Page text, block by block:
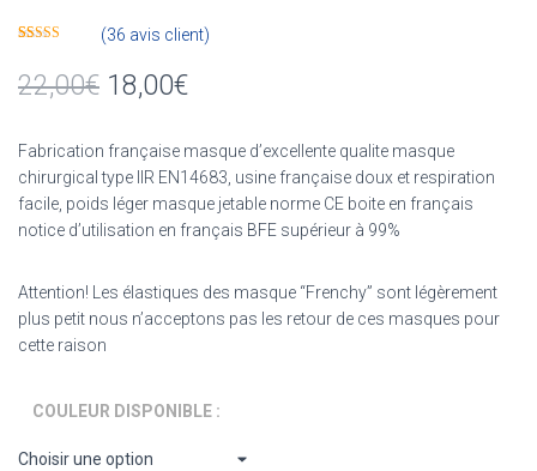
surnotations
client
(36 avis client)
22,00€ 18,00€
Fabrication française masque d’excellente qualite masque
chirurgical type IIR EN14683, usine française doux et respiration
facile, poids léger masque jetable norme CE boite en français
notice d’utilisation en français BFE supérieur à 99%
Attention! Les élastiques des masque “Frenchy” sont légèrement
plus petit nous n’acceptons pas les retour de ces masques pour
cette raison
COULEUR DISPONIBLE :